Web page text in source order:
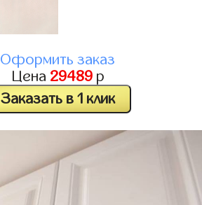
Оформить заказ
Цена 29489р
Заказать в 1 клик